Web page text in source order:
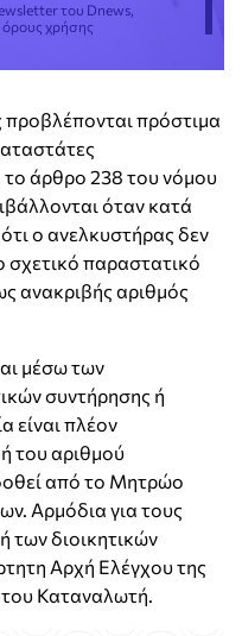
του Dnews,
όρους χρήσης
πρόστιμα
άρθρο 238 του νόμου
όταν κατά
ο ανελκυστήρας δεν
σχετικό παραστατικό
ανακριβής αριθμός
μέσω των
συντήρησης ή
είναι πλέον
του αριθμού
από το Μητρώο
Αρμόδια για τους
των διοικητικών
Αρχή Ελέγχου της
Καταναλωτή.